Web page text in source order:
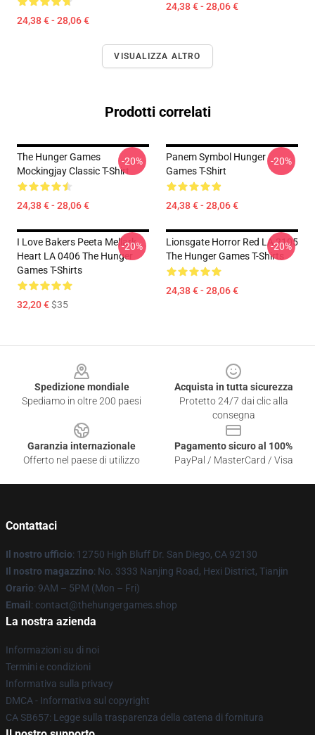
24,38 € - 28,06 €
24,38 € - 28,06 €
VISUALIZZA ALTRO
Prodotti correlati
The Hunger Games
Mockingjay Classic T-Shirt
24,38 € - 28,06 €
-20%
Panem Symbol Hunger
Games T-Shirt
24,38 € - 28,06 €
-20%
I Love Bakers Peeta Mellark
Heart LA 0406 The Hunger
Games T-Shirts
32,20 €$35
-20%
Lionsgate Horror Red LA 2105
The Hunger Games T-Shirts
24,38 € - 28,06 €
-20%
Spedizione mondiale
Spediamo in oltre 200 paesi
Acquista in tutta sicurezza
Protetto 24/7 dai clic alla
consegna
Garanzia internazionale
Offerto nel paese di utilizzo
Pagamento sicuro al 100%
PayPal / MasterCard / Visa
Contattaci
Il nostro ufficio: 12750 High Bluff Dr. San Diego, CA 92130
Il nostro magazzino: No. 3333 Nanjing Road, Hexi District, Tianjin
Orario: 9AM – 5PM (Mon – Fri)
Email : contact@thehungergames.shop
La nostra azienda
Informazioni su di noi
Termini e condizioni
Informativa sulla privacy
DMCA - Informativa sul copyright
CA SB657: Legge sulla trasparenza della catena di fornitura